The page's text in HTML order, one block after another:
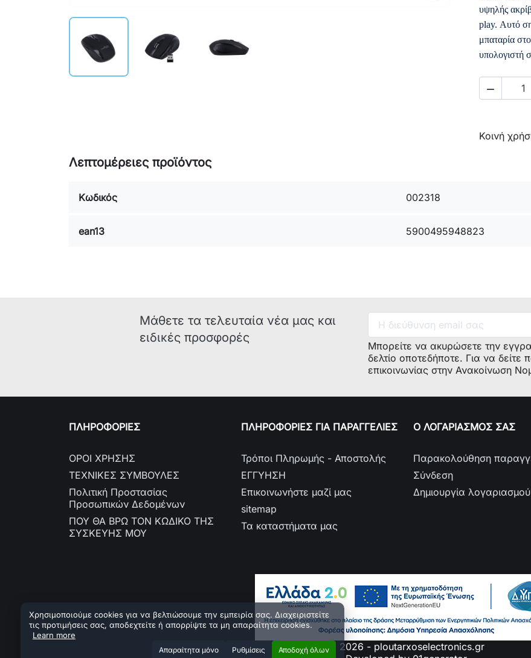
υψηλής
play. Αυτό
μπαταρία
υπολογιστή

Κοινή
Λεπτομέρειες προϊόντος
Κωδικός 002318
ean13 5900495948823
Μάθετε τα τελευταία νέα μας και
ειδικές προσφορές
Μπορείτε να ακυρώσετε την
δελτίο οποτεδήποτε. Για να δείτε
επικοινωνίας στην Ανακοίνωση
ΠΛΗΡΟΦΟΡΙΕΣ
ΟΡΟΙ ΧΡΗΣΗΣ
ΤΕΧΝΙΚΕΣ ΣΥΜΒΟΥΛΕΣ
Πολιτική Προστασίας
Προσωπικών Δεδομένων
ΠΟΥ ΘΑ ΒΡΩ ΤΟΝ ΚΩΔΙΚΟ ΤΗΣ
ΣΥΣΚΕΥΗΣ ΜΟΥ
ΠΛΗΡΟΦΟΡΙΕΣ ΓΙΑ ΠΑΡΑΓΓΕΛΙΕΣ
Τρόποι Πληρωμής - Αποστολής
ΕΓΓΥΗΣΗ
Επικοινωνήστε μαζί μας
sitemap
Τα καταστήματα μας
Ο ΛΟΓΑΡΙΑΣΜΟΣ ΣΑΣ
Παρακολούθηση
Σύνδεση
Δημιουργία λογαριασμού
Χρησιμοποιούμε cookies για να βελτιώσουμε την εμπειρία σας. Διαχειριστείτε
τις προτιμήσεις σας, αποδεχτείτε ή απορρίψτε τα μη απαραίτητα cookies.
Learn more
Aπαραίτητα μόνο Ρυθμίσεις Αποδοχή όλων© 2026 - ploutarxoselectronics.gr